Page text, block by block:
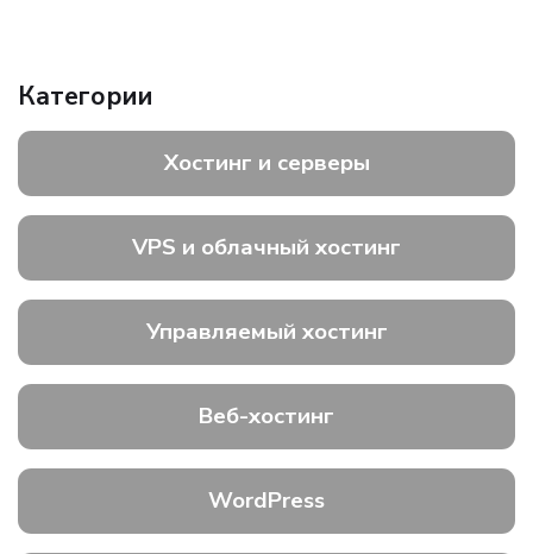
Категории
Хостинг и серверы
VPS и облачный хостинг
Управляемый хостинг
Веб-хостинг
WordPress